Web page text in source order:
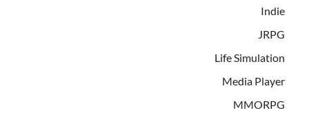
Indie
JRPG
Life Simulation
Media Player
MMORPG